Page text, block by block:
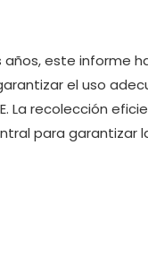
años, este informe
el uso
La recolección
para garantizar